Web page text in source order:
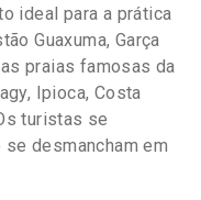
ideal para a prática
Guaxuma, Garça
praias famosas da
Ipioca, Costa
turistas se
desmancham em